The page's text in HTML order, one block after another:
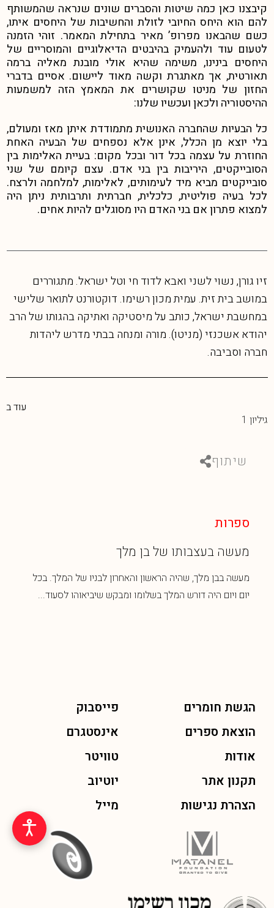
קיבצנו כאן כמה שיטות והסברים שונים שנראה שהמשותף
להם הוא היחס החיובי לזולת והחשיבות של היחסים איתו,
כשם שהבאנו מפרופ’ מאיר בתחילת המאמר. זוהי הזמנה
לטעום עוד ולהעמיק בהיבטים הדיאלוגיים והמוסריים של
היחסים בינינו, משימה שהיא אולי מובנת מאליה ברמה
תאורטית, אך מאתגרת וקשה מאוד ליישום. אסיים בדברי
החזון של מניטו שקושרים את המאמץ הזה למשמעות
ההיסטוריה ולכאן ועכשיו שלנו:
כל הבעיות שהחברה האנושית מתמודדת איתן מאז ומעולם,
בלי יוצא מן הכלל, אינן אלא נספחים של הבעיה האחת
החוזרת על עצמה בכל דור ובכל מקום: בעיית האלימות בין
הסובייקטים, היריבות בין בני אדם. עצם קיומם של שני
סובייקטים מביא מיד לעימותים, לאלימות, למלחמה ולרצח.
לכל בעיה פוליטית, כלכלית, חברתית ותרבותית ניתן היה
למצוא פתרון אם בני האדם היו מסוגלים להיות אחים.
זיו גורן, נשוי לשני ואבא לדוד חי וטל ישראל. מתגוררים
במושב בית זית. עמית מכון רשימו. דוקטורנט לתואר שלישי
במחשבת ישראל, כותב על מיסטיקה ואתיקה בהגותו של הרב
יהודא אשכנזי (מניטו). מורה ומנחה בבתי מדרש ליהדות
חברה וסביבה.
עוד ב
גיליון 1
שיתוף
ספרות
מעשה בעצבותו של בן מלך
מעשה בבן מלך, שהיה הראשון והאחרון לבניו של המלך. בכל
יום ויום היה דורש המלך בשלומו ומבקש שיביאוהו לסעוד...
הגשת חומרים
הוצאת ספרים
אודות
תקנון אתר
הצהרת נגישות
פייסבוק
אינסטגרם
טוויטר
יוטיוב
מייל